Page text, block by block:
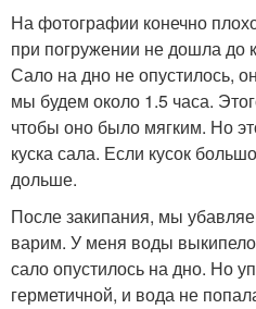
На фотографии конечно
при погружении не дошла до
Сало на дно не опустилось,
мы будем около 1.5 часа.
чтобы оно было мягким. Но
куска сала. Если кусок
дольше.
После закипания, мы
варим. У меня воды
сало опустилось на дно. Но
герметичной, и вода не